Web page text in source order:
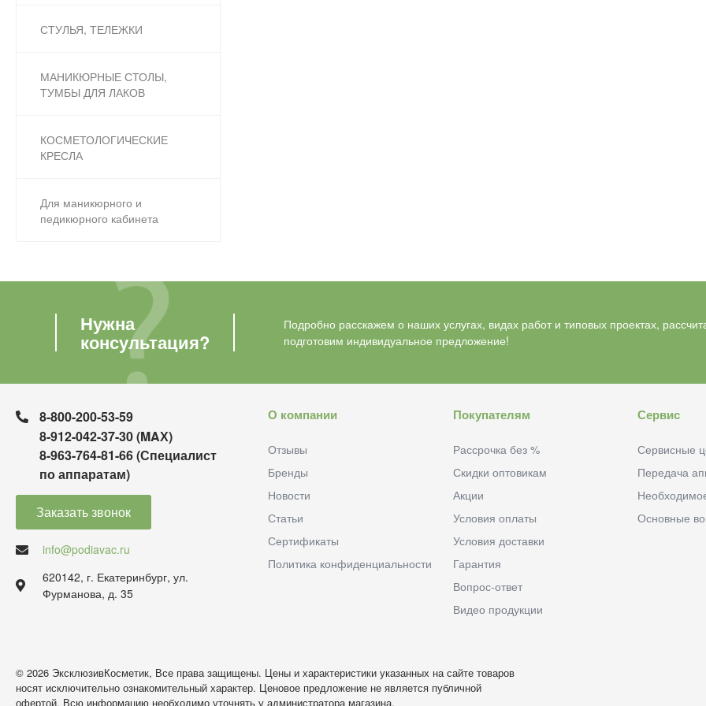
СТУЛЬЯ, ТЕЛЕЖКИ
МАНИКЮРНЫЕ СТОЛЫ,
ТУМБЫ ДЛЯ ЛАКОВ
КОСМЕТОЛОГИЧЕСКИЕ
КРЕСЛА
Для маникюрного и
педикюрного кабинета
Нужна
консультация?
Подробно расскажем о наших услугах, видах работ и типовых проектах,
подготовим индивидуальное предложение!
8-800-200-53-59
8-912-042-37-30 (MAХ)
8-963-764-81-66 (Специалист
по аппаратам)
Заказать звонок
info@podiavac.ru
620142, г. Екатеринбург, ул.
Фурманова, д. 35
О компании
Отзывы
Бренды
Новости
Статьи
Сертификаты
Политика конфиденциальности
Покупателям
Рассрочка без %
Скидки оптовикам
Акции
Условия оплаты
Условия доставки
Гарантия
Вопрос-ответ
Видео продукции
Сервис
Сервисные
Передача
Основные
© 2026 ЭксклюзивКосметик, Все права защищены. Цены и характеристики указанных на сайте товаров
носят исключительно ознакомительный характер. Ценовое предложение не является публичной
офертой. Всю информацию необходимо уточнять у администратора магазина.